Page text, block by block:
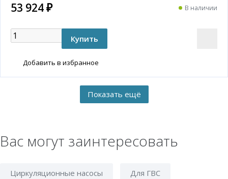
53 924 ₽ В наличии
Добавить в избранное
Вас могут заинтересовать
Циркуляционные насосы Для ГВС